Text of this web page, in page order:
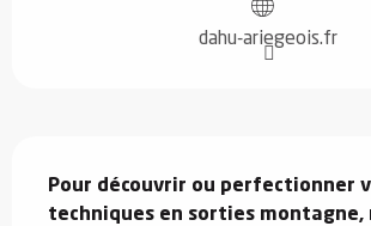
dahu-ariegeois.fr
Pour découvrir ou perfectionner
techniques en sorties